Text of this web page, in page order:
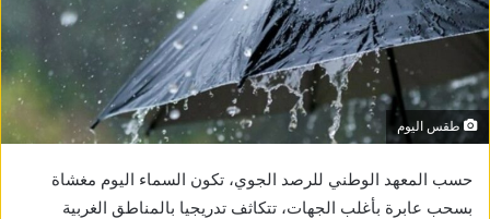
طقس اليوم
حسب المعهد الوطني للرصد الجوي، تكون السماء اليوم مغشاة
بسحب عابرة بأغلب الجهات، تتكاثف تدريجيا بالمناطق الغربية